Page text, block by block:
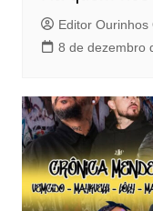
Editor Ourinhos
8 de dezembro